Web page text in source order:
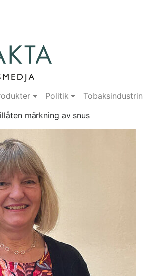
Politik Tobaksindustrin
märkning av snus